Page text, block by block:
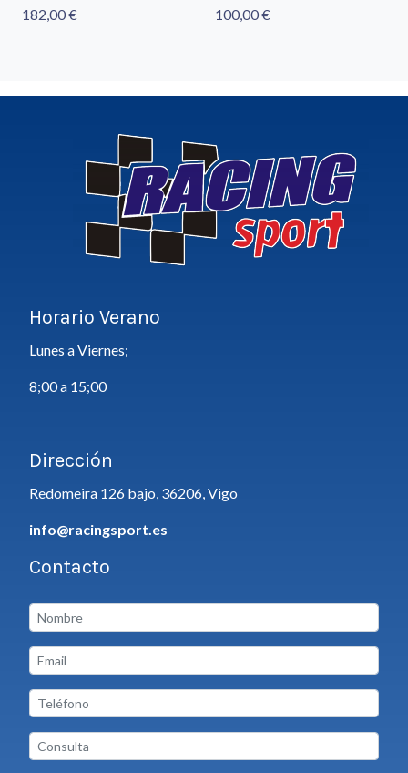
182,00 € 100,00 €
Horario Verano
Lunes a Viernes;
8;00 a 15;00
Dirección
Redomeira 126 bajo, 36206, Vigo
info@racingsport.es
Contacto